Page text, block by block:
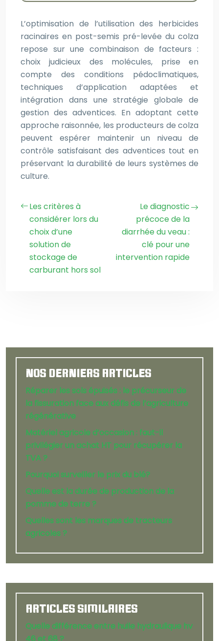
L’optimisation de l’utilisation des herbicides
racinaires en post-semis pré-levée du colza
repose sur une combinaison de facteurs :
choix judicieux des molécules, prise en
compte des conditions pédoclimatiques,
techniques d’application adaptées et
intégration dans une stratégie globale de
gestion des adventices. En adoptant cette
approche raisonnée, les producteurs de colza
peuvent espérer maintenir un niveau de
contrôle satisfaisant des adventices tout en
préservant la durabilité de leurs systèmes de
culture.
Les critères à
considérer lors du
choix d’une
solution de
stockage de
carburant hors sol
Le diagnostic
précoce de la
diarrhée du veau :
clé pour une
intervention rapide
NOS DERNIERS ARTICLES
Réparer les sols épuisés : le précurseur de
la fissuration face aux défis de l’agriculture
régénérative
Matériel agricole d’occasion : faut-il
privilégier un achat HT pour récupérer la
TVA ?
Pourquoi surveiller le prix du blé?
Quelle est la durée de production de la
pomme de terre ?
Quelles sont les marques de tracteurs
agricoles ?
ARTICLES SIMILAIRES
Quelle différence entre huile hydraulique hv